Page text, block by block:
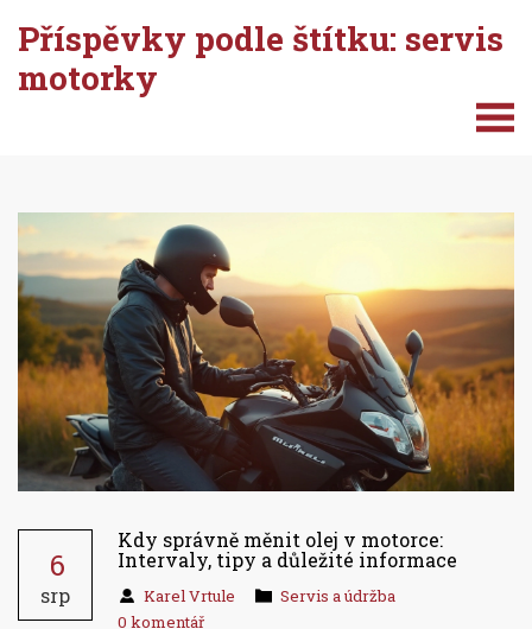
Příspěvky podle štítku: servis
motorky
6
srp
Kdy správně měnit olej v motorce:
Intervaly, tipy a důležité informace
Karel Vrtule
Servis a údržba
0 komentář